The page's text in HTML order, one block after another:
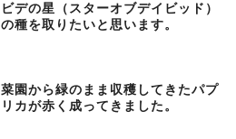
ビデの星（スターオブデイビッド）
の種を取りたいと思います。
菜園から緑のまま収穫してきたパプ
リカが赤く成ってきました。